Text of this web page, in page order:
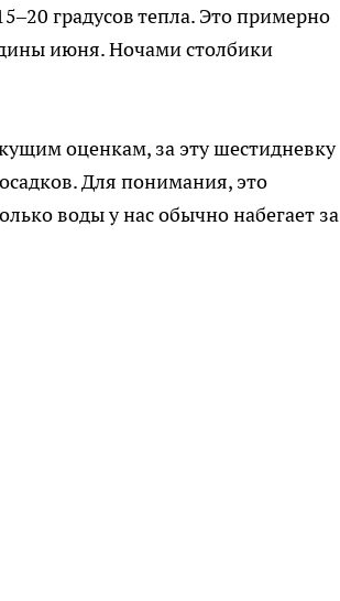
градусов тепла. Это примерно
июня. Ночами столбики
оценкам, за эту шестидневку
Для понимания, это
воды у нас обычно набегает за